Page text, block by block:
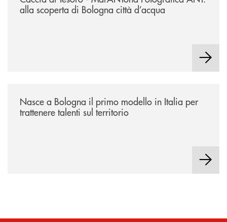
alla scoperta di Bologna città d’acqua
Nasce a Bologna il primo modello in Italia per
trattenere talenti sul territorio